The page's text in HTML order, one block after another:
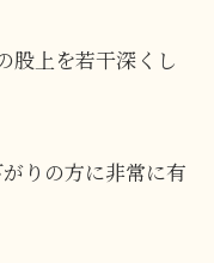
股上を若干深くし
りの方に非常に有